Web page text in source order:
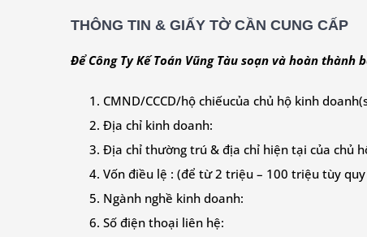
THÔNG TIN & GIẤY TỜ CẦN CUNG CẤP
Để Công Ty Kế Toán Vũng Tàu soạn và hoàn
CMND/CCCD/hộ chiếucủa chủ hộ kinh doanh
Địa chỉ kinh doanh:
Địa chỉ thường trú & địa chỉ hiện tại của chủ
Vốn điều lệ : (để từ 2 triệu – 100 triệu tùy
Ngành nghề kinh doanh:
Số điện thoại liên hệ: